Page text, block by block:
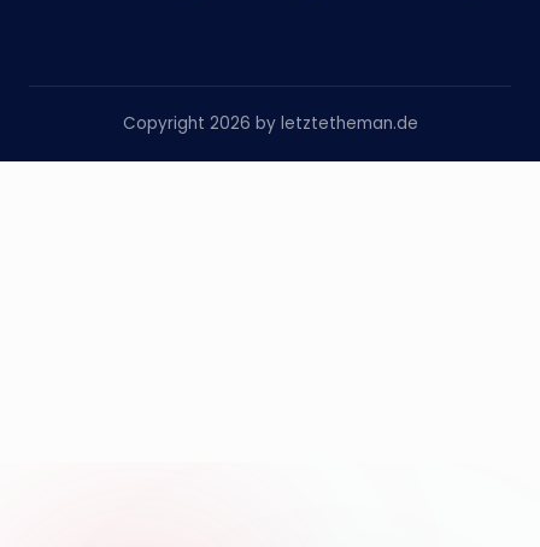
Copyright 2026 by letztetheman.de